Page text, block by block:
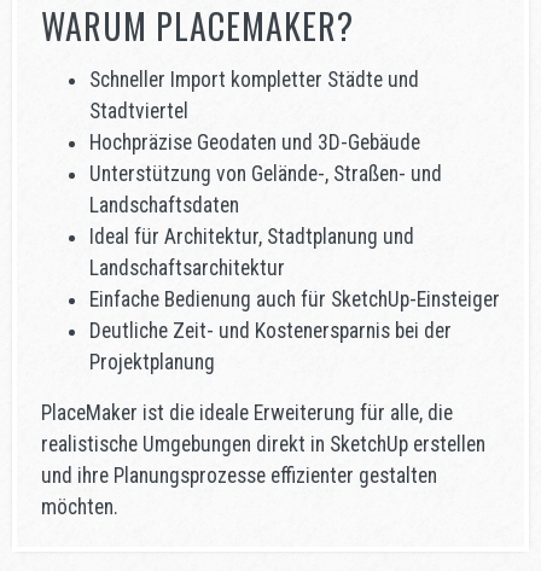
WARUM PLACEMAKER?
Schneller Import kompletter Städte und
Stadtviertel
Hochpräzise Geodaten und 3D-Gebäude
Unterstützung von Gelände-, Straßen- und
Landschaftsdaten
Ideal für Architektur, Stadtplanung und
Landschaftsarchitektur
Einfache Bedienung auch für SketchUp-Einsteiger
Deutliche Zeit- und Kostenersparnis bei der
Projektplanung
PlaceMaker ist die ideale Erweiterung für alle, die
realistische Umgebungen direkt in SketchUp erstellen
und ihre Planungsprozesse effizienter gestalten
möchten.